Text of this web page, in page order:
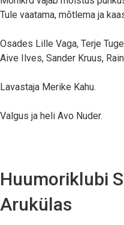
Tule vaatama, mõtlema ja
Osades Lille Vaga, Terje
Aive Ilves, Sander Kruus,
Lavastaja Merike Kahu.
Valgus ja heli Avo Nuder.
Huumoriklubi
Arukülas